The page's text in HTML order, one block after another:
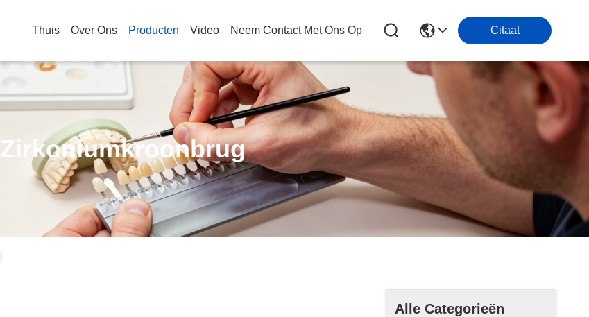
Thuis Over Ons Producten Video Neem Contact Met Ons Op Citaat
Zirkoniumkroonbrug
Alle Categorieën